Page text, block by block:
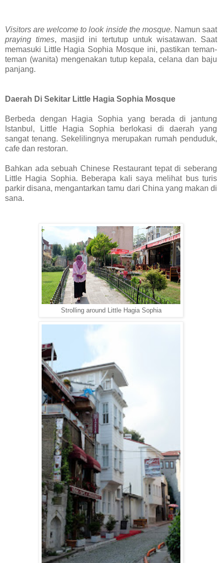
Visitors are welcome to look inside the mosque. Namun saat
praying times, masjid ini tertutup untuk wisatawan. Saat
memasuki Little Hagia Sophia Mosque ini, pastikan teman-
teman (wanita) mengenakan tutup kepala, celana dan baju
panjang.
Daerah Di Sekitar Little Hagia Sophia Mosque
Berbeda dengan Hagia Sophia yang berada di jantung
Istanbul, Little Hagia Sophia berlokasi di daerah yang
sangat tenang. Sekelilingnya merupakan rumah penduduk,
cafe dan restoran.
Bahkan ada sebuah Chinese Restaurant tepat di seberang
Little Hagia Sophia. Beberapa kali saya melihat bus turis
parkir disana, mengantarkan tamu dari China yang makan di
sana.
Strolling around Little Hagia Sophia